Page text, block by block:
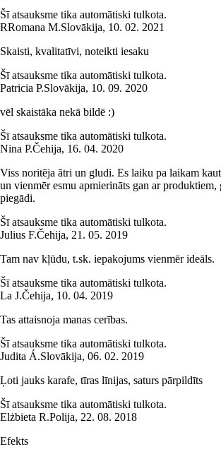
Šī atsauksme tika automātiski tulkota.
RRomana M.Slovākija, 10. 02. 2021
Skaisti, kvalitatīvi, noteikti iesaku
Šī atsauksme tika automātiski tulkota.
Patricia P.Slovākija, 10. 09. 2020
vēl skaistāka nekā bildē :)
Šī atsauksme tika automātiski tulkota.
Nina P.Čehija, 16. 04. 2020
Viss noritēja ātri un gludi. Es laiku pa laikam
un vienmēr esmu apmierināts gan ar produktiem,
piegādi.
Šī atsauksme tika automātiski tulkota.
Julius F.Čehija, 21. 05. 2019
Tam nav kļūdu, t.sk. iepakojums vienmēr ideāls.
Šī atsauksme tika automātiski tulkota.
La J.Čehija, 10. 04. 2019
Tas attaisnoja manas cerības.
Šī atsauksme tika automātiski tulkota.
Judita Á.Slovākija, 06. 02. 2019
Ļoti jauks karafe, tīras līnijas, saturs pārpildīts
Šī atsauksme tika automātiski tulkota.
Elżbieta R.Polija, 22. 08. 2018
Efekts